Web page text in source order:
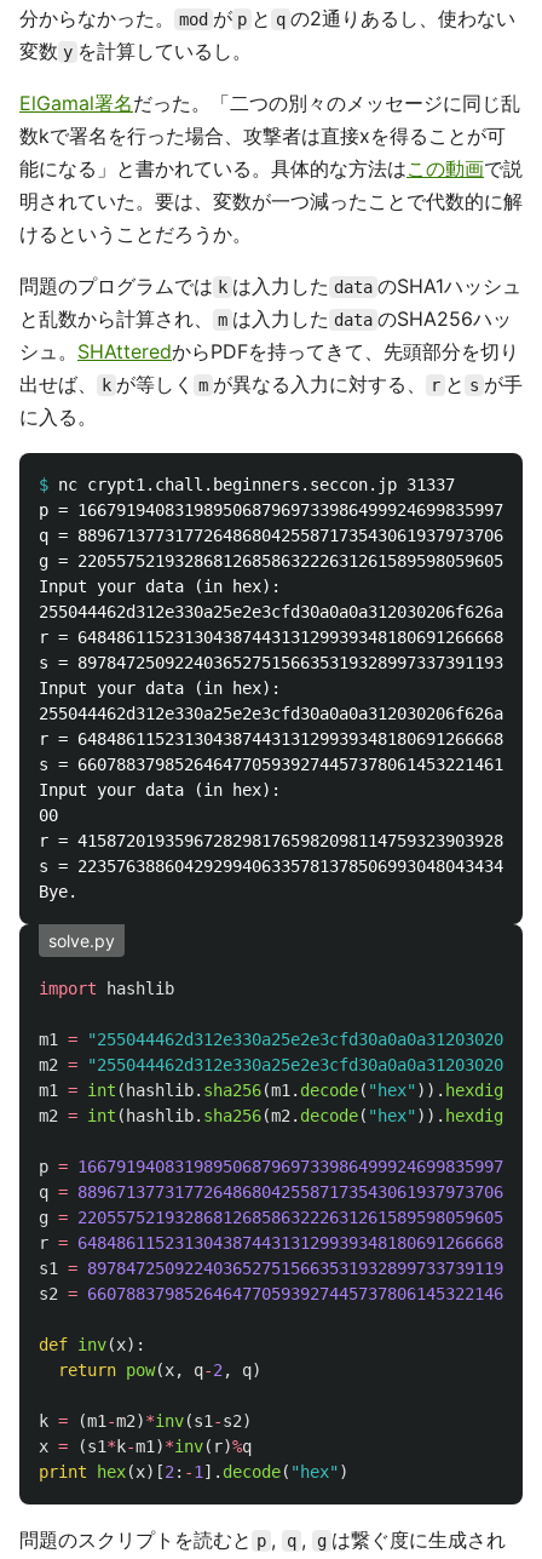
分からなかった。
mod が p と q の2通りあるし、使わない
変数 y を計算しているし。
ElGamal署名だった。「二つの別々のメッセージに同じ乱
数kで署名を行った場合、攻撃者は直接xを得ることが可
能になる」と書かれている。具体的な方法はこの動画で説
明されていた。要は、変数が一つ減ったことで代数的に解
けるということだろうか。
問題のプログラムでは k は入力した data のSHA1ハッシュ
と乱数から計算され、
m は入力した data のSHA256ハッ
シュ。 SHAtteredからPDFを持ってきて、先頭部分を切り
出せば、
k が等しく m が異なる入力に対する、 r と s が手
に入る。
$
p =
q =
g =
Input your data (in hex):
r =
s =
Input your data (in hex):
r =
s =
Input your data (in hex):
00
r =
s =
solve.py
import hashlib
m1 = "
m2 = "
m1 = int ( hashlib. sha256(m1. decode( " hex" )). hexdigest
m2 = int ( hashlib. sha256(m2. decode( " hex" )). hexdigest
p =
q =
g =
r =
s1 =
s2 =
def inv(x):
return pow(x, q-2, q)
k = (m1-m2)*inv(s1-s2)
x = (s1* k-m1)*inv( r)%q
print
hex(x)[2: -1]. decode( " hex" )
問題のスクリプトを読むと p , q , g は繋ぐ度に生成され